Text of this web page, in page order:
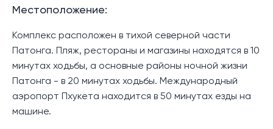
Местоположение:
Комплекс расположен в тихой северной части
Патонга. Пляж, рестораны и магазины находятся в 10
минутах ходьбы, а основные районы ночной жизни
Патонга - в 20 минутах ходьбы. Международный
аэропорт Пхукета находится в 50 минутах езды на
машине.